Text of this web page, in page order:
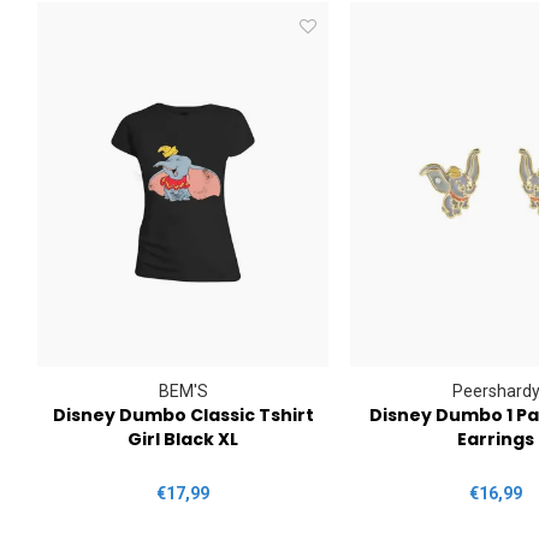
BEM'S
Disney Dumbo Classic Tshirt
Girl Black XL
€17,99
Peershardy
Disney Dumbo 1
Earrings
€16,99